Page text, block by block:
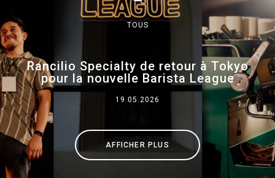
TOUS
Rancilio Specialty de retour à Tokyo
pour la nouvelle Barista League
19.05.2026
AFFICHER PLUS
Our brands
Group
News